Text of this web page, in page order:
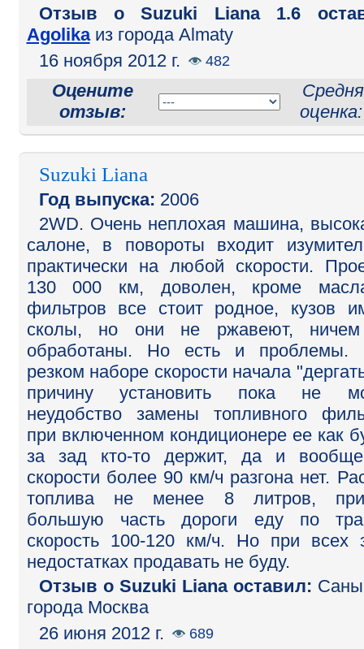
Отзыв o Suzuki Liana 1.6
Agolikaиз города Almaty
16 ноября 2012 г.
482
Оцените
отзыв:
Suzuki Liana
Год выпуска: 2006
2WD. Очень неплохая машина,
салоне, в повороты входит
практически на любой скорости.
130 000 км, доволен, кроме
фильтров все стоит родное, кузов
сколы, но они не ржавеют,
обработаны. Но есть и проблемы.
резком наборе скорости начала
причину установить пока не
неудобство замены топливного
при включенном кондиционере ее как
за зад кто-то держит, да и
скорости более 90 км/ч разгона нет.
топлива не менее 8 литров,
большую часть дороги еду по
скорость 100-120 км/ч. Но при всех
недостатках продавать не буду.
Отзыв o Suzuki Liana оставил:
города Москва
26 июня 2012 г.
689